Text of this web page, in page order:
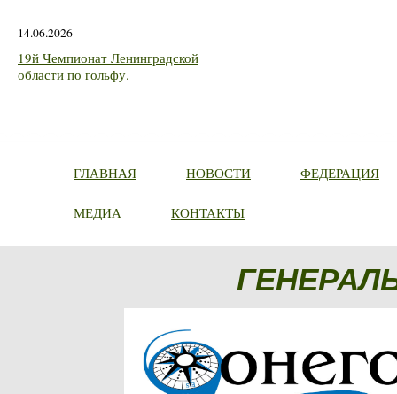
14.06.2026
19й Чемпионат Ленинградской
области по гольфу.
ГЛАВНАЯ НОВОСТИ ФЕДЕРАЦИЯ
МЕДИА КОНТАКТЫ